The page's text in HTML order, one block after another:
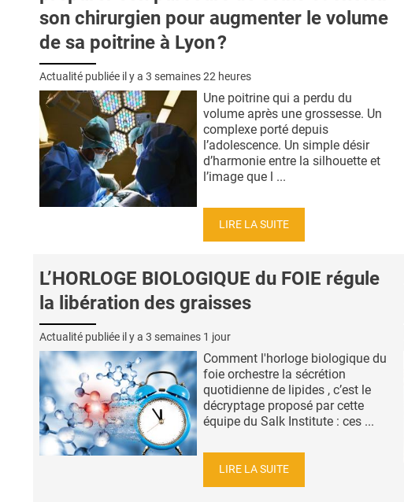
son chirurgien pour augmenter le volume
de sa poitrine à Lyon ?
Actualité publiée il y a 3 semaines 22 heures
Une poitrine qui a perdu du
volume après une grossesse. Un
complexe porté depuis
l’adolescence. Un simple désir
d’harmonie entre la silhouette et
l’image que l ...
LIRE LA SUITE
L’HORLOGE BIOLOGIQUE du FOIE régule
la libération des graisses
Actualité publiée il y a 3 semaines 1 jour
Comment l'horloge biologique du
foie orchestre la sécrétion
quotidienne de lipides , c’est le
décryptage proposé par cette
équipe du Salk Institute : ces ...
LIRE LA SUITE